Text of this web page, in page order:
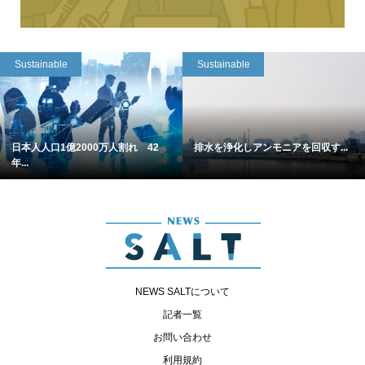
Sustainable
日本人人口1億2000万人割れ 42
年...
Sustainable
排水を浄化しアンモニアを回収す...
NEWS SALTについて
記者一覧
お問い合わせ
利用規約